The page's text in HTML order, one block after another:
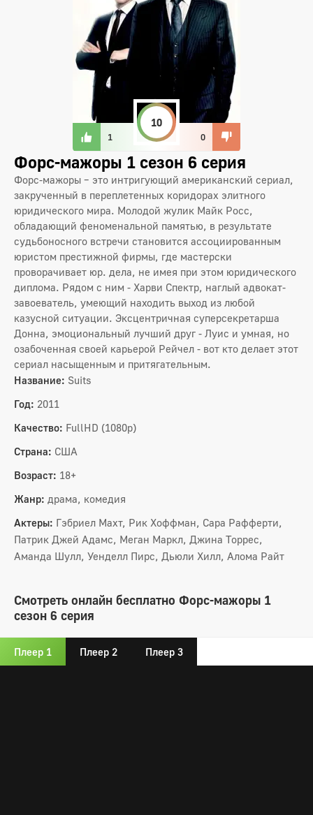
1
10
0
Форс-мажоры 1 сезон 6 серия
Форс-мажоры – это интригующий американский сериал,
закрученный в переплетенных коридорах элитного
юридического мира. Молодой жулик Майк Росс,
обладающий феноменальной памятью, в результате
судьбоносного встречи становится ассоциированным
юристом престижной фирмы, где мастерски
проворачивает юр. дела, не имея при этом юридического
диплома. Рядом с ним - Харви Спектр, наглый адвокат-
завоеватель, умеющий находить выход из любой
казусной ситуации. Эксцентричная суперсекретарша
Донна, эмоциональный лучший друг - Луис и умная, но
озабоченная своей карьерой Рейчел - вот кто делает этот
сериал насыщенным и притягательным.
Название: Suits
Год: 2011
Качество: FullHD (1080p)
Страна: США
Возраст: 18+
Жанр: драма, комедия
Актеры: Гэбриел Махт, Рик Хоффман, Сара Рафферти,
Патрик Джей Адамс, Меган Маркл, Джина Торрес,
Аманда Шулл, Уенделл Пирс, Дьюли Хилл, Алома Райт
Смотреть онлайн бесплатно Форс-мажоры 1
сезон 6 серия
Плеер 1 Плеер 2 Плеер 3